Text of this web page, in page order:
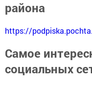
района
https://
Самое
социальных